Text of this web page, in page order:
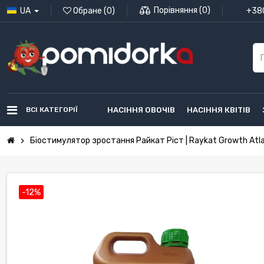
UA Обране (0) Порівняння (0)
ВСІ КАТЕГОРІЇ НАСІННЯ ОВОЧІВ НАСІННЯ КВІТІВ
chevron_right Біостимулятор зростання Райкат Ріст | Raykat Growth
-12%